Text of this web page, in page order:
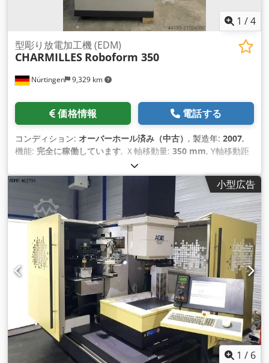
1 /4
Nürtingen 9,329 km
型彫り放電加工機 (EDM)
CHARMILLES Roboform 350
価格情報 電話する
コンディション: オーバーホール済み（中古） , 製造年: 2007,
機能: 完全に稼働しています, Ｘ軸移動量: 350 mm, Y軸移動距
300 mm
kg（キログラム）, 全高:2,398 mm, 全幅:1,690 mm, 全長:
, 羽ペンのストローク:
, ワーク長さ（最
790 mm , 加工物幅（最大）: 530 mm, ワークピース高さ
（最大）:275 mm , 総重量:2,800 kg（キログラム）, タンク容
量:
410 l ,
小型広告
1 / 6